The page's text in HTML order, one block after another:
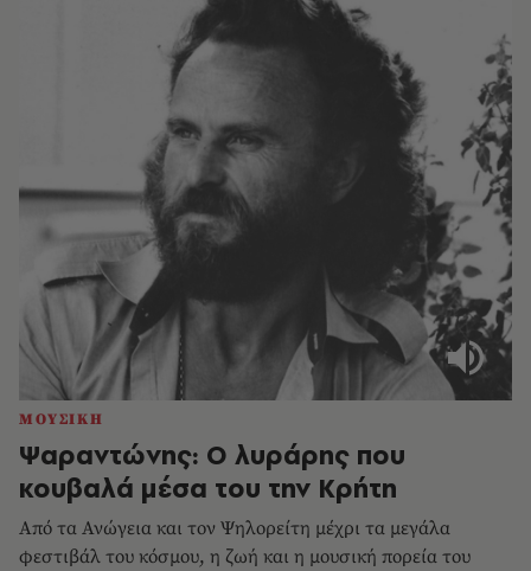
ΜΟΥΣΙΚΗ
Ψαραντώνης: Ο λυράρης που
κουβαλά μέσα του την Κρήτη
Από τα Ανώγεια και τον Ψηλορείτη μέχρι τα μεγάλα
φεστιβάλ του κόσμου, η ζωή και η μουσική πορεία του